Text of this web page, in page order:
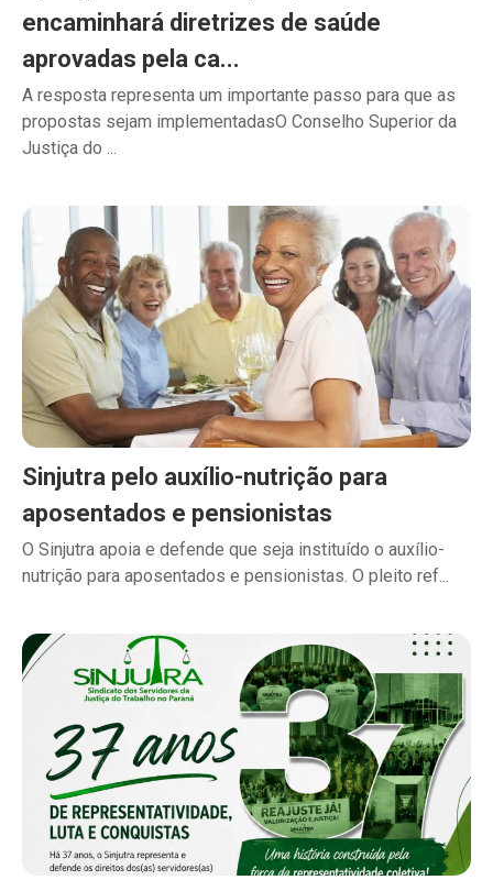
encaminhará diretrizes de saúde
aprovadas pela ca...
A resposta representa um importante passo para que as
propostas sejam implementadasO Conselho Superior da
Justiça do ...
Sinjutra pelo auxílio-nutrição para
aposentados e pensionistas
O Sinjutra apoia e defende que seja instituído o auxílio-
nutrição para aposentados e pensionistas. O pleito ref...